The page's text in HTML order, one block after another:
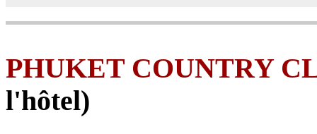
PHUKET COUNTRY
l'hôtel)